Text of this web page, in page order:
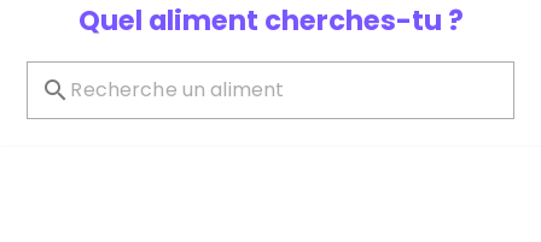
Quel aliment cherches-tu ?